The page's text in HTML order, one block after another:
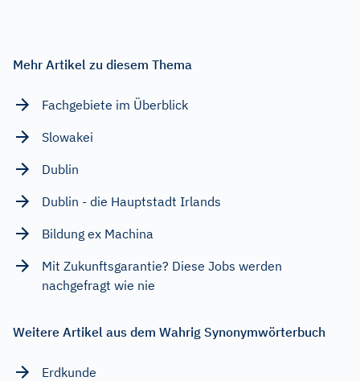
Mehr Artikel zu diesem Thema
Fachgebiete im Überblick
Slowakei
Dublin
Dublin - die Hauptstadt Irlands
Bildung ex Machina
Mit Zukunftsgarantie? Diese Jobs werden
nachgefragt wie nie
Weitere Artikel aus dem Wahrig Synonymwörterbuch
Erdkunde